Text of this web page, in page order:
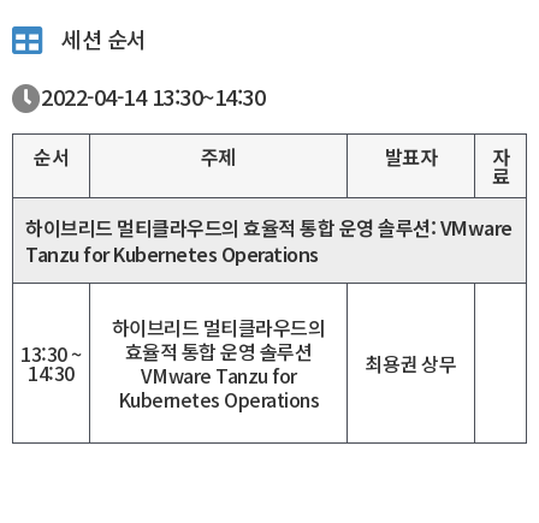
세션 순서
2022-04-1413:30~14:30
순서 주제 발표자 자
료
하이브리드 멀티클라우드의 효율적 통합 운영 솔루션: VMware
Tanzu for Kubernetes Operations
13:30 ~
14:30
하이브리드 멀티클라우드의
효율적 통합 운영 솔루션
VMware Tanzu for
Kubernetes Operations
최용권 상무